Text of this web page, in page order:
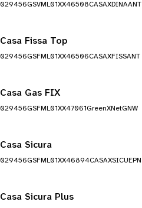
029456GSVML01XX46508CASAXDINAANT
Casa Fissa Top
029456GSFML01XX46506CASAXFISSANT
Casa Gas FIX
029456GSFML01XX47061GreenXNetGNW
Casa Sicura
029456GSFML01XX46894CASAXSICUEPN
Casa Sicura Plus